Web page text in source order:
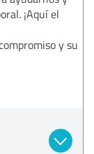
¡Aquí el
y su